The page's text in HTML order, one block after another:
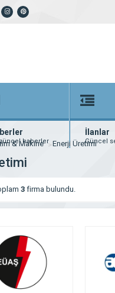
haberler
İlanlar
Güncel
& Makine Enerji Üretimi
3 firma bulundu.